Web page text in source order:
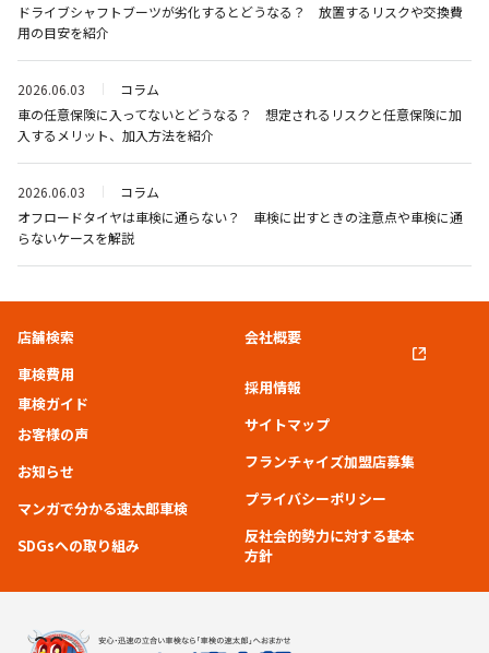
ドライブシャフトブーツが劣化するとどうなる？ 放置するリスクや交換費
用の目安を紹介
2026.06.03
コラム
車の任意保険に入ってないとどうなる？ 想定されるリスクと任意保険に加
入するメリット、加入方法を紹介
2026.06.03
コラム
オフロードタイヤは車検に通らない？ 車検に出すときの注意点や車検に通
らないケースを解説
店舗検索
車検費用
車検ガイド
お客様の声
お知らせ
マンガで分かる速太郎車検
SDGsへの取り組み
会社概要
採用情報
サイトマップ
フランチャイズ加盟店募集
プライバシーポリシー
反社会的勢力に対する基本
方針